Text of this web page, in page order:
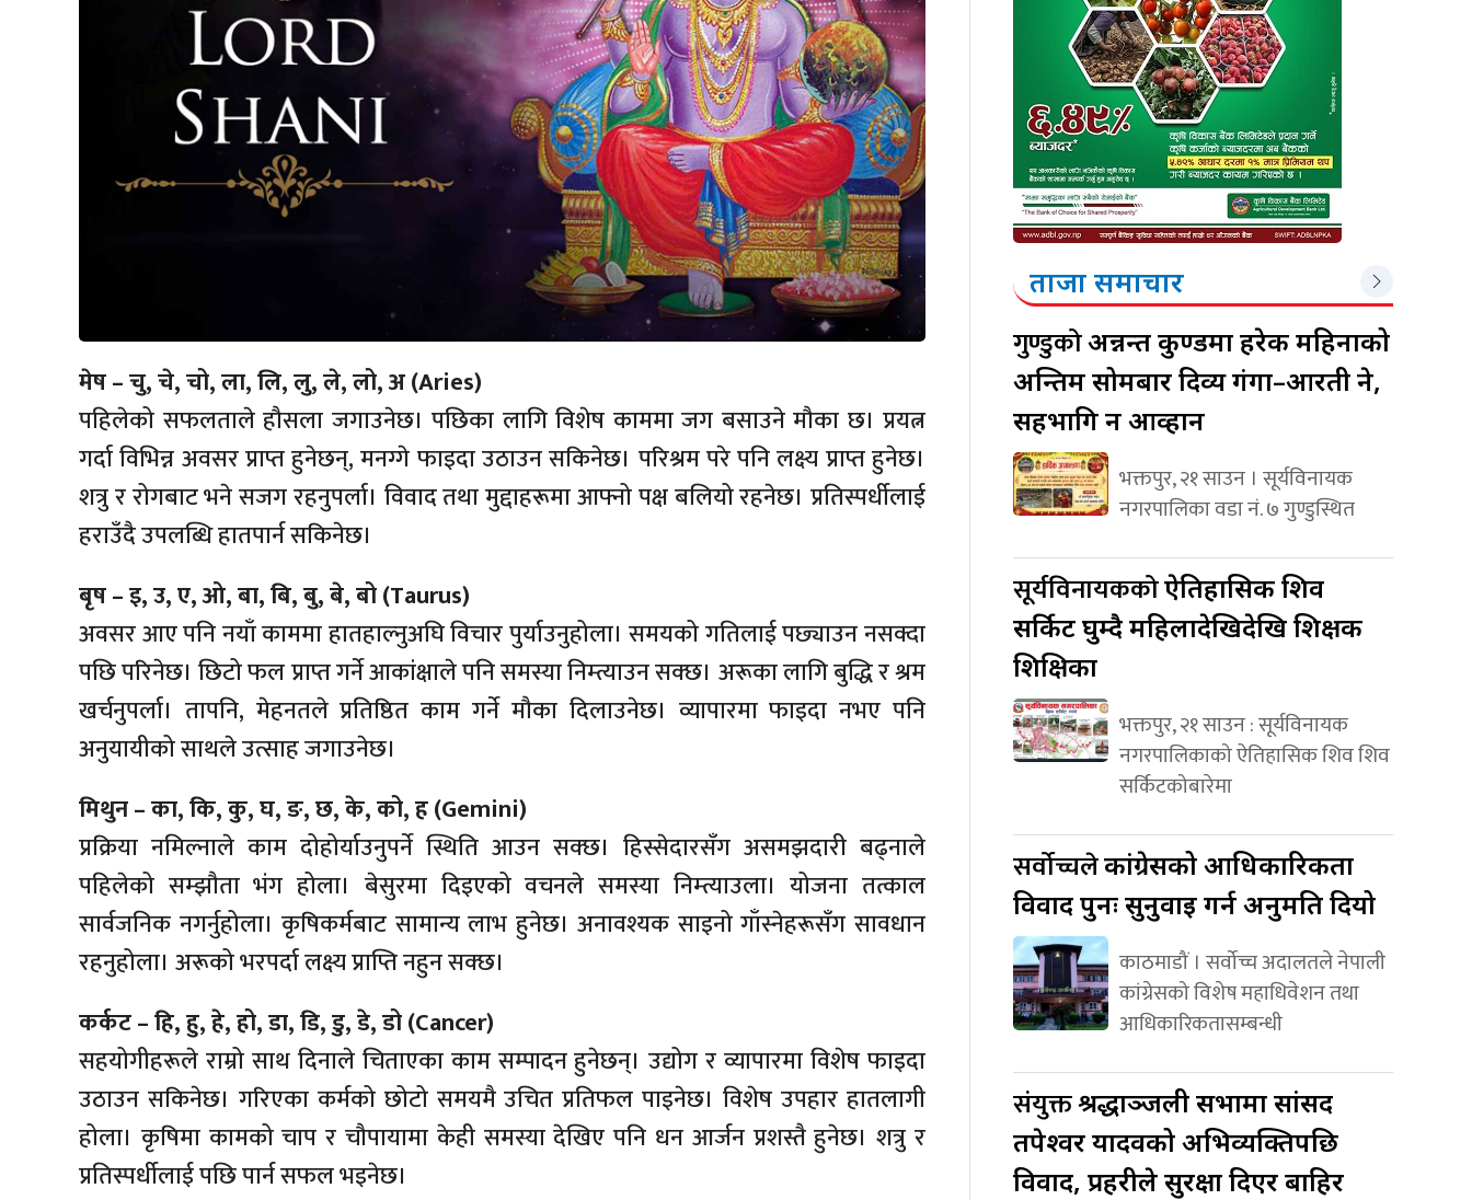
मेष – चु, चे, चो, ला, लि, लु, ले, लो, अ (Aries)
पहिलेको सफलताले हौसला जगाउनेछ। पछिका लागि विशेष काममा जग बसाउने मौका छ। प्रयत्न
गर्दा विभिन्न अवसर प्राप्त हुनेछन्, मनग्गे फाइदा उठाउन सकिनेछ। परिश्रम परे पनि लक्ष्य प्राप्त हुनेछ।
शत्रु र रोगबाट भने सजग रहनुपर्ला। विवाद तथा मुद्दाहरूमा आफ्नो पक्ष बलियो रहनेछ। प्रतिस्पर्धीलाई
हराउँदै उपलब्धि हातपार्न सकिनेछ।
बृष – इ, उ, ए, ओ, बा, बि, बु, बे, बो (Taurus)
अवसर आए पनि नयाँ काममा हातहाल्नुअघि विचार पुर्याउनुहोला। समयको गतिलाई पछ्याउन नसक्दा
पछि परिनेछ। छिटो फल प्राप्त गर्ने आकांक्षाले पनि समस्या निम्त्याउन सक्छ। अरूका लागि बुद्धि र श्रम
खर्चनुपर्ला। तापनि, मेहनतले प्रतिष्ठित काम गर्ने मौका दिलाउनेछ। व्यापारमा फाइदा नभए पनि
अनुयायीको साथले उत्साह जगाउनेछ।
मिथुन – का, कि, कु, घ, ङ, छ, के, को, ह (Gemini)
प्रक्रिया नमिल्नाले काम दोहोर्याउनुपर्ने स्थिति आउन सक्छ। हिस्सेदारसँग असमझदारी बढ्नाले
पहिलेको सम्झौता भंग होला। बेसुरमा दिइएको वचनले समस्या निम्त्याउला। योजना तत्काल
सार्वजनिक नगर्नुहोला। कृषिकर्मबाट सामान्य लाभ हुनेछ। अनावश्यक साइनो गाँस्नेहरूसँग सावधान
रहनुहोला। अरूको भरपर्दा लक्ष्य प्राप्ति नहुन सक्छ।
कर्कट – हि, हु, हे, हो, डा, डि, डु, डे, डो (Cancer)
सहयोगीहरूले राम्रो साथ दिनाले चिताएका काम सम्पादन हुनेछन्। उद्योग र व्यापारमा विशेष फाइदा
उठाउन सकिनेछ। गरिएका कर्मको छोटो समयमै उचित प्रतिफल पाइनेछ। विशेष उपहार हातलागी
होला। कृषिमा कामको चाप र चौपायामा केही समस्या देखिए पनि धन आर्जन प्रशस्तै हुनेछ। शत्रु र
प्रतिस्पर्धीलाई पछि पार्न सफल भइनेछ।
ताजा समाचार
गुण्डुकोअन्नन्त कुण्डमा हरेक महिनाको
अन्तिम सोमबार दिव्य गंगा–आरती हुने,
सहभागि हुन आव्हान
भक्तपुर, २१ साउन । सूर्यविनायक
नगरपालिका वडा नं. ७ गुण्डुस्थित
सूर्यविनायककोऐतिहासिक शिव
सर्किट घुम्दै महिलादेखिदेखि शिक्षक
शिक्षिका
भक्तपुर, २१ साउन : सूर्यविनायक
नगरपालिकाको ऐतिहासिक शिव शिव
सर्किटकोबारेमा
सर्वोच्चलेकांग्रेसको आधिकारिकता
विवाद पुनः सुनुवाइ गर्न अनुमति दियो
काठमाडौं । सर्वोच्च अदालतले नेपाली
कांग्रेसको विशेष महाधिवेशन तथा
आधिकारिकतासम्बन्धी
संयुक्तश्रद्धाञ्जली सभामा सांसद
तपेश्वर यादवको अभिव्यक्तिपछि
विवाद, प्रहरीले सुरक्षा दिएर बाहिर